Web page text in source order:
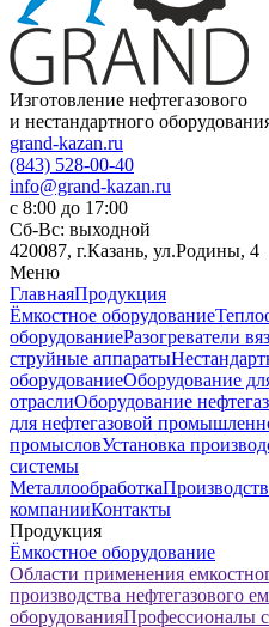
Изготовление нефтегазового
и нестандартного
grand-kazan.ru
(843) 528-00-40
info@grand-kazan.ru
с 8:00 до 17:00
Сб-Вс: выходной
420087, г.Казань, ул.Родины, 4
Меню
ГлавнаяПродукция
Ёмкостное оборудование
оборудованиеРазогреватели
струйные аппараты
оборудованиеОборудование
отраслиОборудование
для нефтегазовой
промысловУстановка
системы
Металлообработка
компанииКонтакты
Продукция
Ёмкостное оборудование
Области применения
производства нефтегазового
оборудованияПрофессионалы